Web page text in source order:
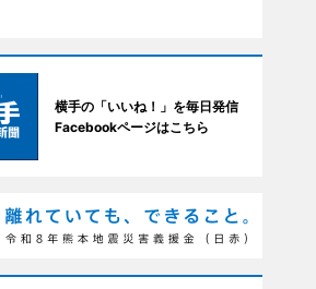
横手の「いいね！」を毎日発信
Facebookページはこちら